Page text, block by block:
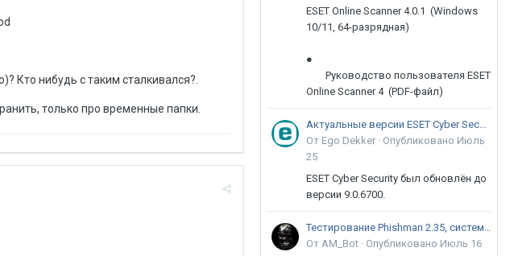
Кто нибудь с таким сталкивался?.
только про временные папки.
ESET Online Scanner 4.0.1 (Windows
10/11, 64-разрядная)
●
Руководство пользователя ESET
Online Scanner 4 (PDF-файл)
Актуальные версии ESET Cyber Security 9
От Ego Dekker · Опубликовано Июль
25
ESET Cyber Security был обновлён до
версии 9.0.6700.
Тестирование Phishman 2.35, системы повышения осведомлённости пользователей в сфере ИБ
От AM_Bot · Опубликовано Июль 16